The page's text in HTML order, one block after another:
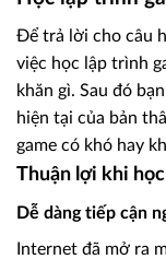
Để trả lời cho câu
việc học lập trình
khăn gì. Sau đó
hiện tại của bản
game có khó hay
Thuận lợi khi
Dễ dàng tiếp cận
Internet đã mở ra